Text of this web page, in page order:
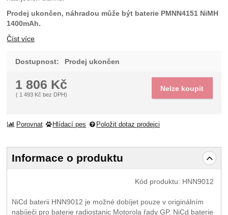
Prodej ukončen, náhradou může být baterie PMNN4151 NiMH
1400mAh.
Číst více
Dostupnost: Prodej ukončen
1 806 Kč
(1 493 Kč bez DPH)
Nelze koupit
Porovnat Hlídací pes Položit dotaz prodejci
Informace o produktu
Kód produktu: HNN9012
NiCd baterii HNN9012 je možné dobíjet pouze v originálním
nabíječi pro baterie radiostanic Motorola řady GP. NiCd baterie